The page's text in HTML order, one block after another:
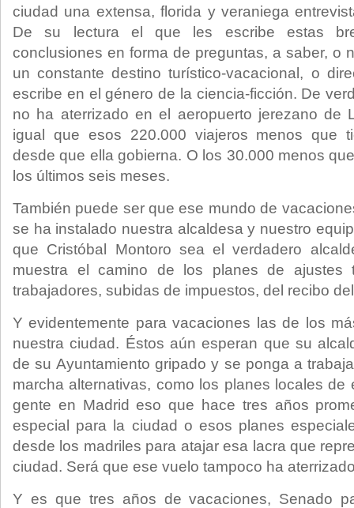
ciudad una extensa, florida y veraniega
De su lectura el que les escribe estas
conclusiones en forma de preguntas, a saber, o
un constante destino turístico-vacacional, o
escribe en el género de la ciencia-ficción. De
no ha aterrizado en el aeropuerto jerezano de
igual que esos 220.000 viajeros menos que
desde que ella gobierna. O los 30.000 menos
los últimos seis meses.
También puede ser que ese mundo de
se ha instalado nuestra alcaldesa y nuestro
que Cristóbal Montoro sea el verdadero
muestra el camino de los planes de ajustes
trabajadores, subidas de impuestos, del recibo
Y evidentemente para vacaciones las de los
nuestra ciudad. Éstos aún esperan que su
de su Ayuntamiento gripado y se ponga a
marcha alternativas, como los planes locales
gente en Madrid eso que hace tres años
especial para la ciudad o esos planes
desde los madriles para atajar esa lacra que
ciudad. Será que ese vuelo tampoco ha
Y es que tres años de vacaciones, Senado